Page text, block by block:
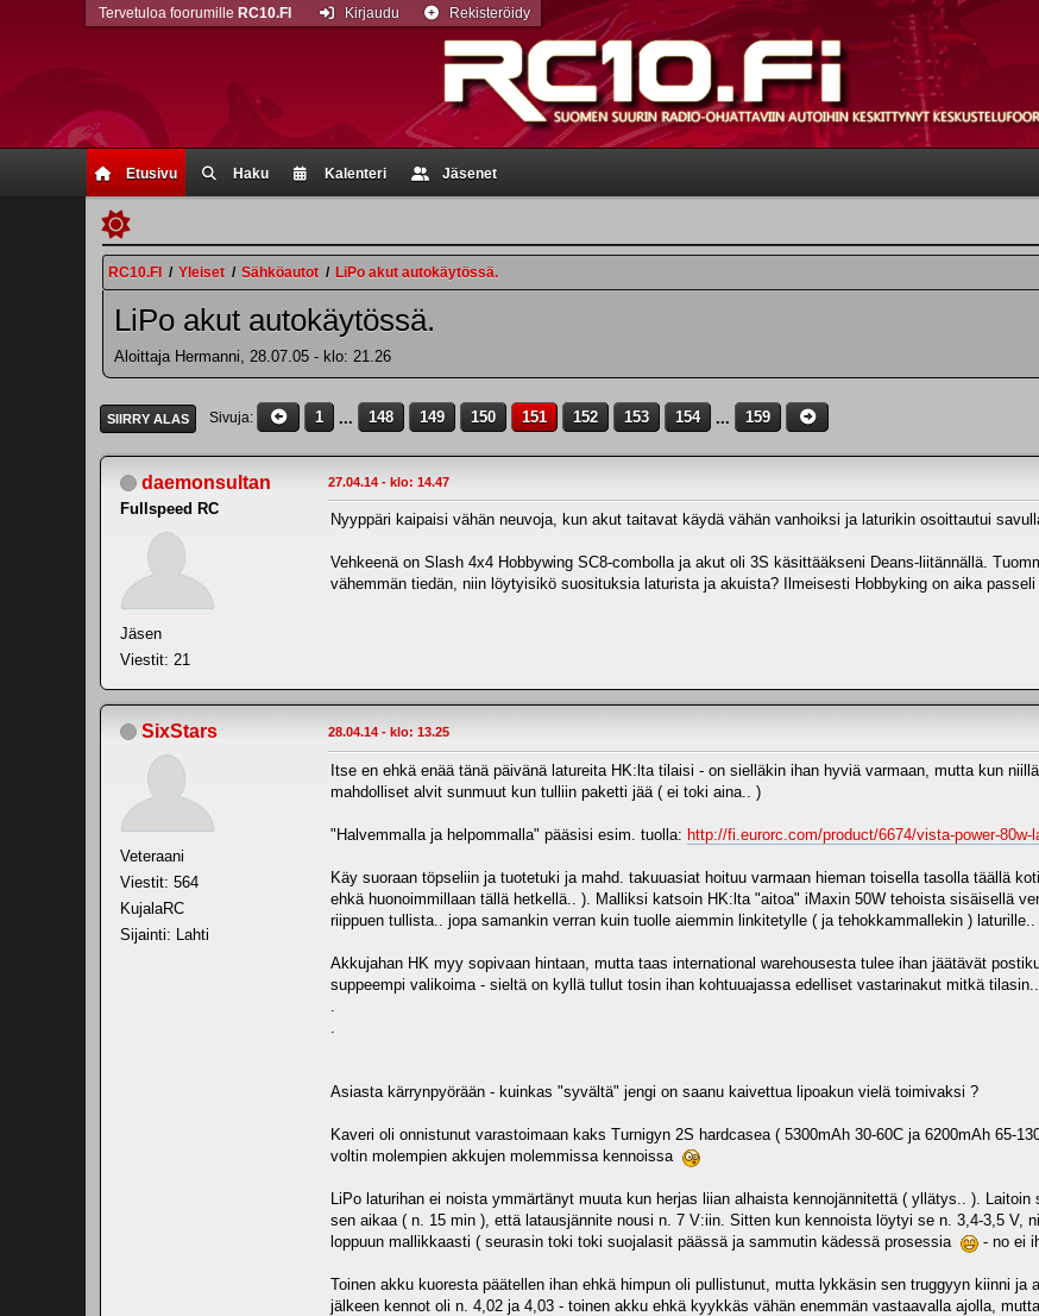
Etusivu Haku Kalenteri Jäsenet
Tervetuloa foorumille RC10.FI Kirjaudu Rekisteröidy
RC10.FI / Yleiset / Sähköautot / LiPo akut autokäytössä.
LiPo akut autokäytössä.
Aloittaja Hermanni, 28.07.05 - klo: 21.26
SIIRRY ALAS Sivuja 1 ... 148 149 150 151 152 153 154 ... 159
daemonsultan
Fullspeed RC
Jäsen
Viestit: 21
27.04.14 - klo: 14.47
Nyyppäri kaipaisi vähän neuvoja, kun akut taitavat käydä vähän vanhoiksi ja laturikin osoittautui
Vehkeenä on Slash 4x4 Hobbywing SC8-combolla ja akut oli 3S käsittääkseni Deans-liitännällä.
vähemmän tiedän, niin löytyisikö suosituksia laturista ja akuista? Ilmeisesti Hobbyking on aika
SixStars
Veteraani
Viestit: 564
KujalaRC
Sijainti: Lahti
28.04.14 - klo: 13.25
Itse en ehkä enää tänä päivänä latureita HK:lta tilaisi - on sielläkin ihan hyviä varmaan, mutta kun
mahdolliset alvit sunmuut kun tulliin paketti jää ( ei toki aina.. )
"Halvemmalla ja helpommalla" pääsisi esim. tuolla: http://fi.eurorc.com/product/6674/vista-power-80w-
Käy suoraan töpseliin ja tuotetuki ja mahd. takuuasiat hoituu varmaan hieman toisella tasolla täällä
ehkä huonoimmillaan tällä hetkellä.. ). Malliksi katsoin HK:lta "aitoa" iMaxin 50W tehoista sisäisellä
riippuen tullista.. jopa samankin verran kuin tuolle aiemmin linkitetylle ( ja tehokkammallekin ) laturille..
Akkujahan HK myy sopivaan hintaan, mutta taas international warehousesta tulee ihan jäätävät
suppeempi valikoima - sieltä on kyllä tullut tosin ihan kohtuuajassa edelliset vastarinakut mitkä tilasin..
Asiasta kärrynpyörään - kuinkas "syvältä" jengi on saanu kaivettua lipoakun vielä toimivaksi ?
Kaveri oli onnistunut varastoimaan kaks Turnigyn 2S hardcasea ( 5300mAh 30-60C ja 6200mAh 65-
voltin molempien akkujen molemmissa kennoissa
LiPo laturihan ei noista ymmärtänyt muuta kun herjas liian alhaista kennojännitettä ( yllätys.. ).
sen aikaa ( n. 15 min ), että latausjännite nousi n. 7 V:iin. Sitten kun kennoista löytyi se n. 3,4-3,5 V,
loppuun mallikkaasti ( seurasin toki toki suojalasit päässä ja sammutin kädessä prosessia
- no ei
Toinen akku kuoresta päätellen ihan ehkä himpun oli pullistunut, mutta lykkäsin sen truggyyn kiinni
jälkeen kennot oli n. 4,02 ja 4,03 - toinen akku ehkä kyykkäs vähän enemmän vastaavalla ajolla,